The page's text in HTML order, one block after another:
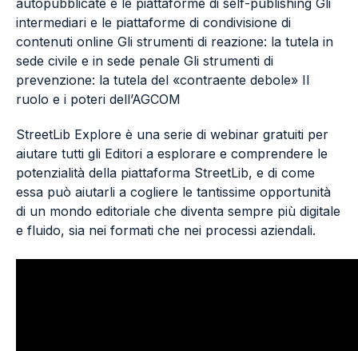
autopubblicate e le piattaforme di self-publishing Gli
intermediari e le piattaforme di condivisione di
contenuti online Gli strumenti di reazione: la tutela in
sede civile e in sede penale Gli strumenti di
prevenzione: la tutela del «contraente debole» Il
ruolo e i poteri dell’AGCOM
StreetLib Explore è una serie di webinar gratuiti per
aiutare tutti gli Editori a esplorare e comprendere le
potenzialità della piattaforma StreetLib, e di come
essa può aiutarli a cogliere le tantissime opportunità
di un mondo editoriale che diventa sempre più digitale
e fluido, sia nei formati che nei processi aziendali.